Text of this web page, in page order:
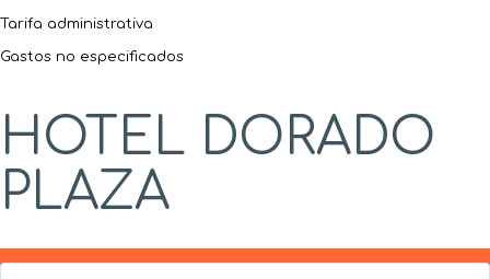
Tarifa administrativa
Gastos no especificados
HOTEL DORADO
PLAZA